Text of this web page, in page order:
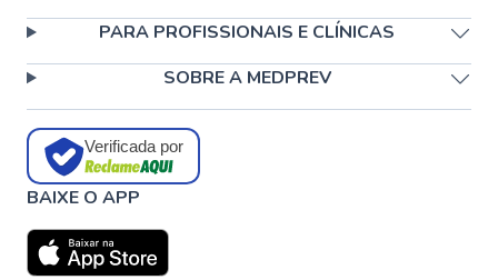
PARA PROFISSIONAIS E CLÍNICAS
SOBRE A MEDPREV
Verificada por
BAIXE O APP